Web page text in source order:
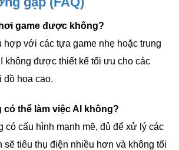
game được không?
hợp với các tựa game nhẹ hoặc trung
không được thiết kế tối ưu cho các
đồ họa cao.
có thể làm việc AI không?
có cấu hình mạnh mẽ, đủ để xử lý các
sẽ tiêu thụ điện nhiều hơn và không tối